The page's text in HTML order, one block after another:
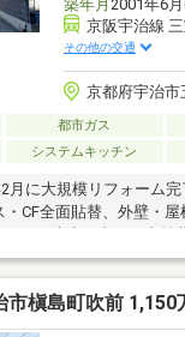
築年月 2001年6
京阪宇治線
その他の交通
京都府宇治市
都市ガス
システムキッチン
に大規模リフォーム完
CF全面貼替、外壁・屋
ト（2023年12月交換）
キッチンコンロ（引渡
！◆間取り4SLDKで全居
です。収納各居室にク
市槇島町吹前 1,150